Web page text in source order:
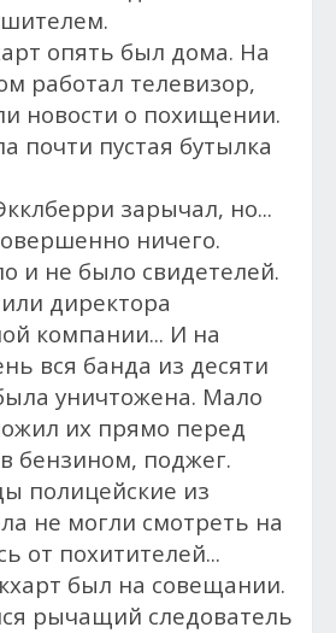
опять был дома. На
работал телевизор,
новости о похищении.
почти пустая бутылка
зарычал, но...
ничего.
и не было свидетелей.
директора
компании... И на
вся банда из десяти
уничтожена. Мало
их прямо перед
бензином, поджег.
полицейские из
не могли смотреть на
от похитителей...
был на совещании.
рычащий следователь